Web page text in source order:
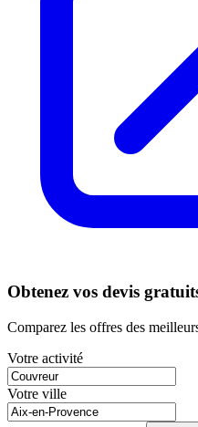
Obtenez vos devis
Comparez les offres des
Votre activité
Votre ville